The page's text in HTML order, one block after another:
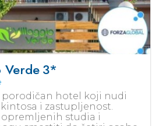
3*
porodičan hotel koji nudi
i zastupljenost.
opremljenih studia i